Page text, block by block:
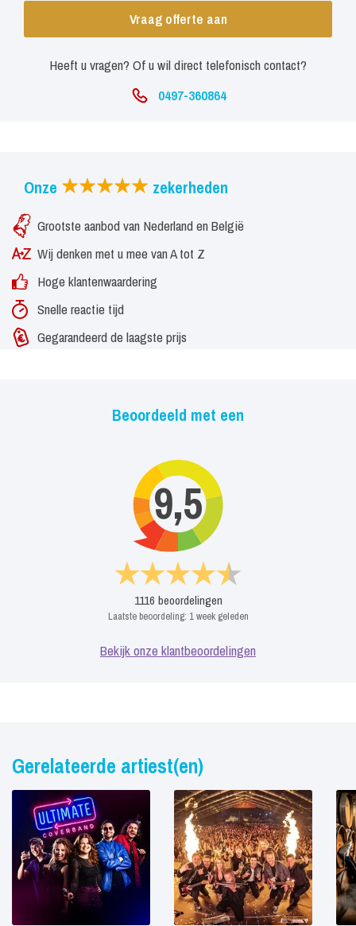
Vraag offerte aan
Heeft u vragen? Of u wil direct telefonisch contact?
0497-360864
Onze zekerheden
Grootste aanbod van Nederland en België
Wij denken met u mee van A tot Z
Hoge klantenwaardering
Snelle reactie tijd
Gegarandeerd de laagste prijs
Beoordeeld met een
9,5
1116 beoordelingen
Laatste beoordeling: 1 week geleden
Bekijk onze klantbeoordelingen
Gerelateerde artiest(en)